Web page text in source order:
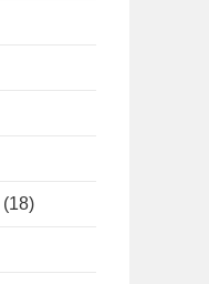
(18)